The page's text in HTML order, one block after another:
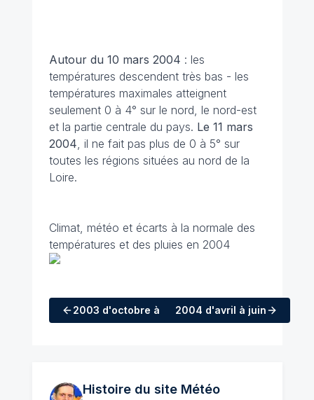
Autour du 10 mars 2004 : les
températures descendent très bas - les
températures maximales atteignent
seulement 0 à 4° sur le nord, le nord-est
et la partie centrale du pays. Le 11 mars
2004 , il ne fait pas plus de 0 à 5° sur
toutes les régions situées au nord de la
Loire.
Climat, météo et écarts à la normale des
températures et des pluies en 2004
2003 d'octobre à décembre
2004 d'avril à juin
Histoire du site Météo